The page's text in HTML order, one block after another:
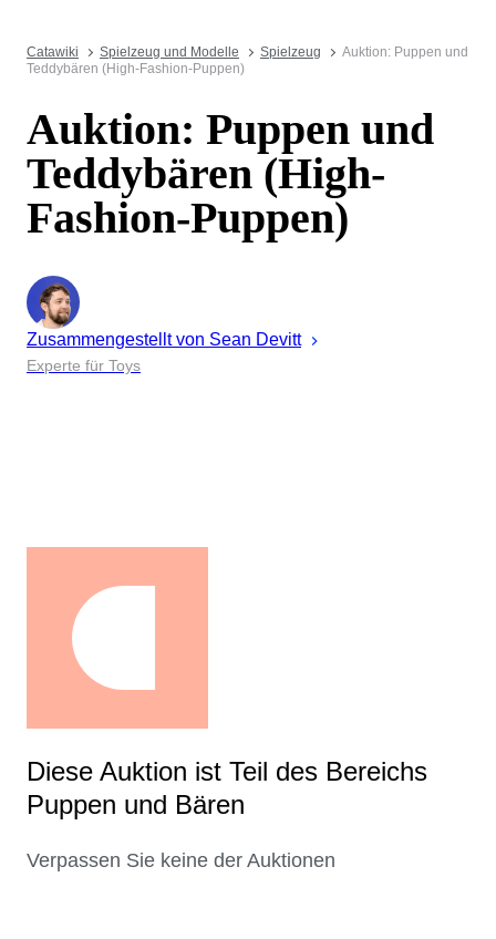
Catawiki Spielzeug und Modelle Spielzeug
Auktion: Puppen und
Teddybären (High-Fashion-Puppen)
Auktion: Puppen und
Teddybären (High-
Fashion-Puppen)
Zusammengestellt von Sean Devitt
Experte für Toys
Diese Auktion ist Teil des Bereichs
Puppen und Bären
Verpassen Sie keine der Auktionen